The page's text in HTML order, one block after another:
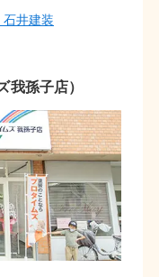
井建装
我孫子店）